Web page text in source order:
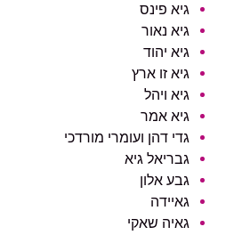
גיא פינס
גיא נאור
גיא יהוד
גיא זו ארץ
גיא ויהל
גיא אמר
גדי דהן ועומרי מורדכי
גבריאל גיא
גבע אלון
גאיידה
גאיה שאקי